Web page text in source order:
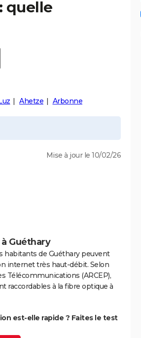
quelle
Ahetze Arbonne
Mise à jour le 10/02/26
Guéthary
habitants de Guéthary peuvent
internet très haut-débit. Selon
Télécommunications (ARCEP),
raccordables à la fibre optique à
est-elle rapide ? Faites le test